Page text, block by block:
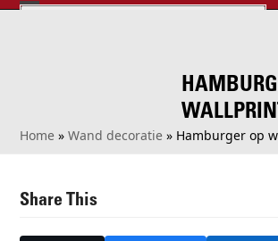
Skip
WALLPRINT
Home »Wand decoratie » Hamburger op
Share This